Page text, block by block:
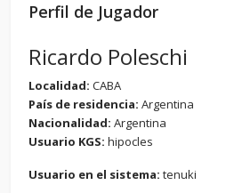
Perfil de Jugador
Ricardo Poleschi
Localidad: CABA
País de residencia: Argentina
Nacionalidad: Argentina
Usuario KGS: hipocles
Usuario en el sistema: tenuki